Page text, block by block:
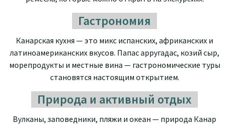
Гастрономия
Канарская кухня — это микс испанских, африканских и
латиноамериканских вкусов. Папас арругадас, козий сыр,
морепродукты и местные вина — гастрономические туры
становятся настоящим открытием.
Природа и активный отдых
Вулканы, заповедники, пляжи и океан — природа Канар